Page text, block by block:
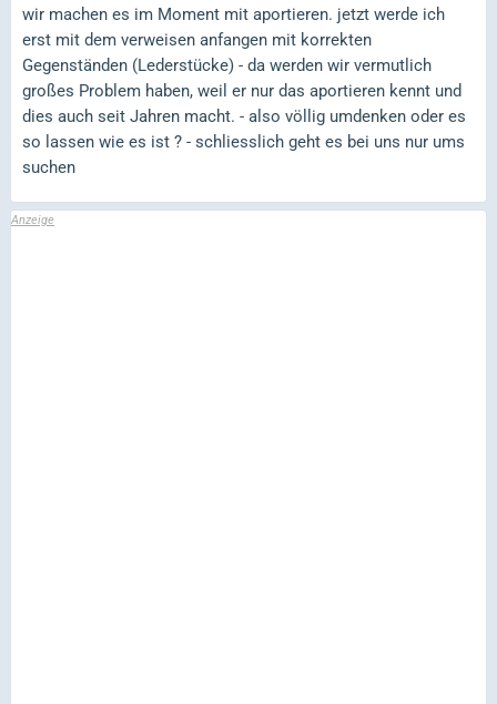
wir machen es im Moment mit aportieren. jetzt werde ich
erst mit dem verweisen anfangen mit korrekten
Gegenständen (Lederstücke) - da werden wir vermutlich
großes Problem haben, weil er nur das aportieren kennt und
dies auch seit Jahren macht. - also völlig umdenken oder es
so lassen wie es ist ? - schliesslich geht es bei uns nur ums
suchen